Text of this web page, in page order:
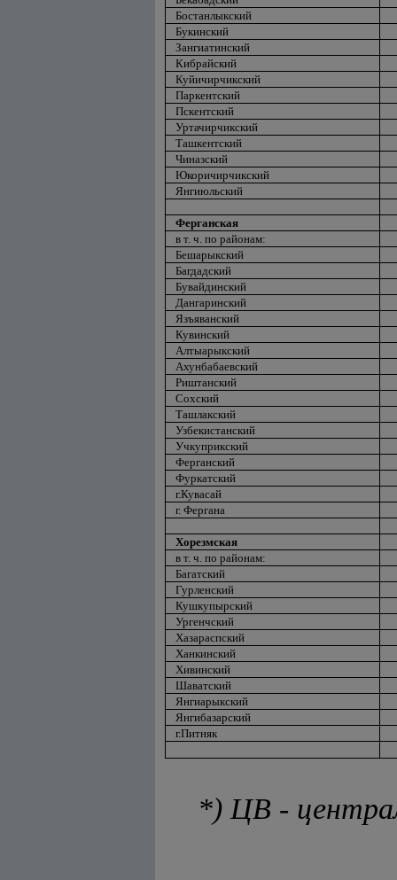
Бостанлыкский
Букинский
Зангиатинский
Кибрайский
Куйичирчикский
Паркентский
Пскентский
Уртачирчикский
Ташкентский
Чиназский
Юкоричирчикский
Янгиюльский
Ферганская
в т. ч. по районам:
Бешарыкский
Багдадский
Бувайдинский
Дангаринский
Язъяванский
Кувинский
Алтыарыкский
Ахунбабаевский
Риштанский
Сохский
Ташлакский
Узбекистанский
Учкуприкский
Ферганский
Фуркатский
г.Кувасай
г. Фергана
Хорезмская
в т. ч. по районам:
Багатский
Гурленский
Кушкупырский
Ургенчский
Хазараспский
Ханкинский
Хивинский
Шаватский
Янгиарыкский
Янгибазарский
г.Питняк
*) ЦВ -